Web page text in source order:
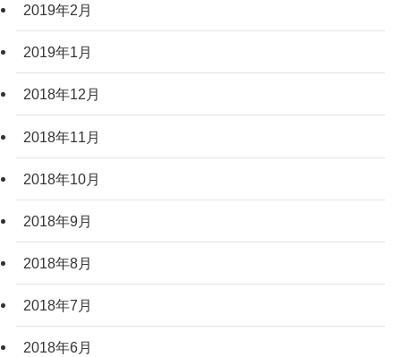
2019年2月
2019年1月
2018年12月
2018年11月
2018年10月
2018年9月
2018年8月
2018年7月
2018年6月